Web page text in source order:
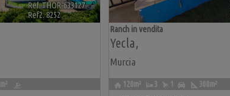
Ref. THOR-633127🔗
Ref2. 8252
Yecla,
Murcia
Ranch in vendita
120m² 3 1 300m²